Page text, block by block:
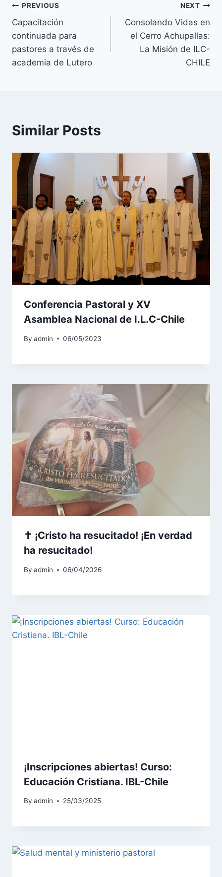
PREVIOUS
Capacitación
continuada para
pastores a través de
academia de Lutero
NEXT
Consolando Vidas en
el Cerro Achupallas:
La Misión de ILC-
CHILE
Similar Posts
Conferencia Pastoral y XV
Asamblea Nacional de I.L.C-Chile
By admin 06/05/2023
✝️ ¡Cristo ha resucitado! ¡En verdad
ha resucitado!
By admin 06/04/2026
¡Inscripciones abiertas! Curso:
Educación Cristiana. IBL-Chile
By admin 25/03/2025